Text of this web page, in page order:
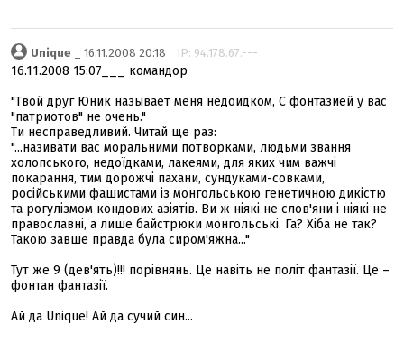
Unique _ 16.11.2008 20:18 IP: 94.178.67.---
16.11.2008 15:07___ командор
"Твой друг Юник называет меня недоидком, С фонтазией у вас
"патриотов" не очень."
Ти несправедливий. Читай ще раз:
"...називати вас моральними потворками, людьми звання
холопського, недоїдками, лакеями, для яких чим важчі
покарання, тим дорожчі пахани, сундуками-совками,
російськими фашистами із монгольською генетичною дикістю
та рогулізмом кондових азіятів. Ви ж ніякі не слов'яни і ніякі не
православні, а лише байстрюки монгольські. Га? Хіба не так?
Такою завше правда була сиром'яжна..."
Тут же 9 (дев'ять)!!! порівнянь. Це навіть не політ фантазії. Це –
фонтан фантазії.
Ай да Unique! Ай да сучий син...